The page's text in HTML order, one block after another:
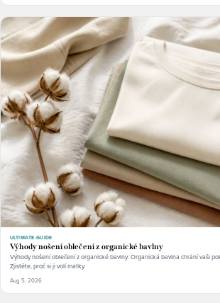
ULTIMATE-GUIDE
Výhody nošení oblečení z organické bavlny
Výhody nošení oblečení z organické bavlny: Organická bavlna chrání vaši
Zjistěte, proč si ji volí matky.
Aug 5, 2026